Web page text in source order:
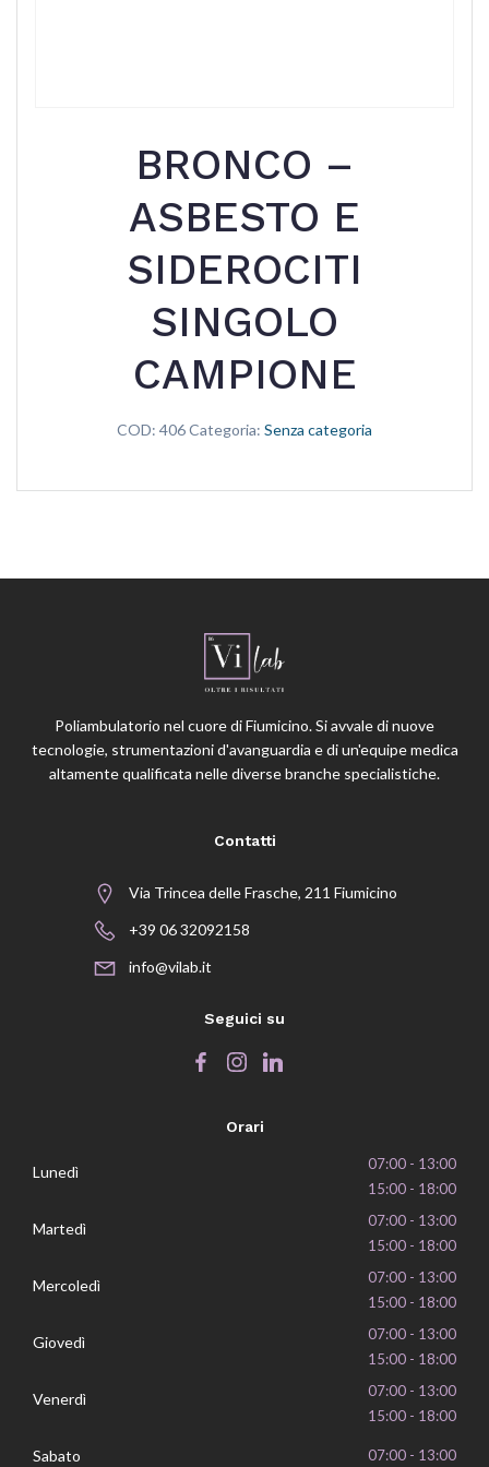
BRONCO –
ASBESTO E
SIDEROCITI
SINGOLO
CAMPIONE
COD: 406Categoria: Senza categoria
Poliambulatorio nel cuore di Fiumicino. Si avvale di nuove
tecnologie, strumentazioni d'avanguardia e di un'equipe medica
altamente qualificata nelle diverse branche specialistiche.
Contatti
Via Trincea delle Frasche, 211 Fiumicino
+39 06 32092158
info@vilab.it
Seguici su
Orari
Lunedì
07:00 - 13:00
15:00 - 18:00
Martedì
07:00 - 13:00
15:00 - 18:00
Mercoledì
07:00 - 13:00
15:00 - 18:00
Giovedì
07:00 - 13:00
15:00 - 18:00
Venerdì
07:00 - 13:00
15:00 - 18:00
Sabato 07:00 - 13:00